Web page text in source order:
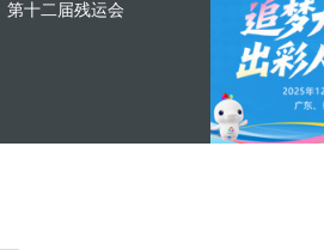
第十二届残运会